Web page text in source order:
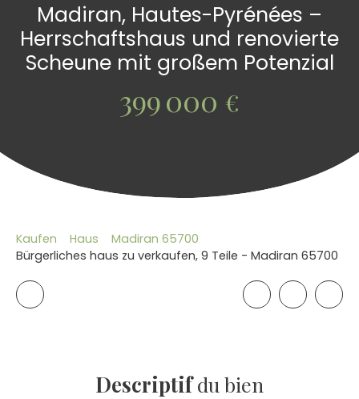
Madiran, Hautes-Pyrénées –
Herrschaftshaus und renovierte
Scheune mit großem Potenzial
399 000 €
Kaufen Haus
Madiran 65700
Bürgerliches haus zu verkaufen, 9 Teile - Madiran 65700
Descriptifdu bien